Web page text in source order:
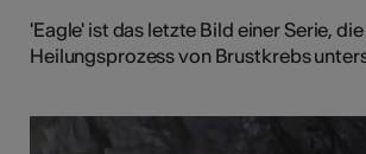
'Eagle' ist das letzte Bild einer Serie,
Heilungsprozess von Brustkrebs